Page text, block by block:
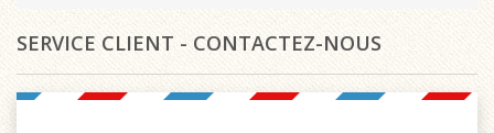
SERVICE CLIENT - CONTACTEZ-NOUS